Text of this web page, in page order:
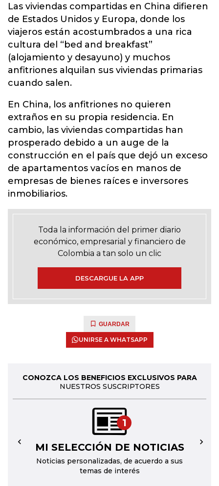
Las viviendas compartidas en China difieren
de Estados Unidos y Europa, donde los
viajeros están acostumbrados a una rica
cultura del “bed and breakfast”
(alojamiento y desayuno) y muchos
anfitriones alquilan sus viviendas primarias
cuando salen.
En China, los anfitriones no quieren
extraños en su propia residencia. En
cambio, las viviendas compartidas han
prosperado debido a un auge de la
construcción en el país que dejó un exceso
de apartamentos vacíos en manos de
empresas de bienes raíces e inversores
inmobiliarios.
Toda la información del primer diario
económico, empresarial y financiero de
Colombia a tan solo un clic
DESCARGUE LA APP
GUARDAR
UNIRSE A WHATSAPP
CONOZCA LOS BENEFICIOS EXCLUSIVOS PARA
NUESTROS SUSCRIPTORES
1
MI SELECCIÓN DE NOTICIAS
Noticias personalizadas, de acuerdo a sus
temas de interés
← →